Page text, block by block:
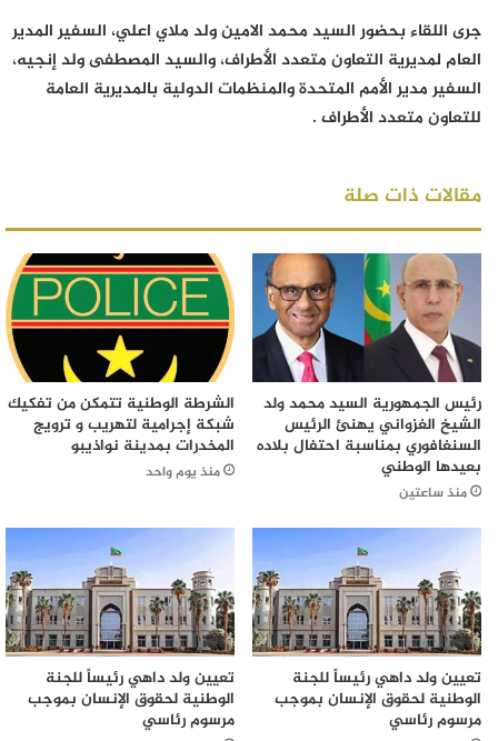
جرى اللقاء بحضور السيد محمد الامين ولد ملاي اعلي، السفير المدير
العام لمديرية التعاون متعدد الأطراف، والسيد المصطفى ولد إنجيه،
السفير مدير الأمم المتحدة والمنظمات الدولية بالمديرية العامة
للتعاون متعدد الأطراف .
مقالات ذات صلة
رئيس الجمهورية السيد محمد ولد
الشيخ الغزواني يهنئ الرئيس
السنغافوري بمناسبة احتفال بلاده
بعيدها الوطني
منذ ساعتين
الشرطة الوطنية تتمكن من تفكيك
شبكة إجرامية لتهريب و ترويج
المخدرات بمدينة نواذيبو
منذ يوم واحد
تعيين ولد داهي رئيساً للجنة
الوطنية لحقوق الإنسان بموجب
مرسوم رئاسي
تعيين ولد داهي رئيساً للجنة
الوطنية لحقوق الإنسان بموجب
مرسوم رئاسي